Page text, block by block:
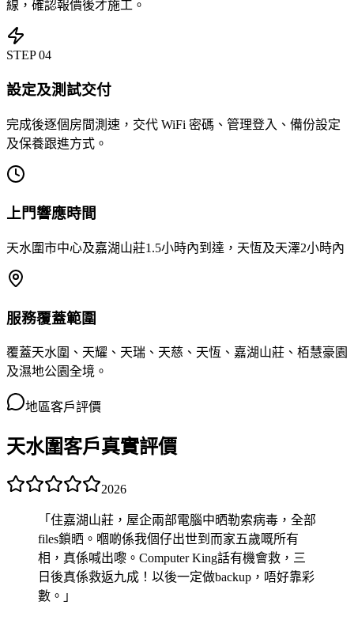
線，確認報價後才施工。
STEP04
設定及測試交付
完成後逐個房間測速，交代 WiFi 密碼、管理登入、備份設定
及保養跟進方式。
上門響應時間
天水圍市中心及嘉湖山莊1.5小時內到達，天恆及天澤2小時內
服務覆蓋範圍
覆蓋天水圍、天耀、天瑞、天慈、天恆、嘉湖山莊、栢慧豪園
及濕地公園全境。
地區客戶評價
天水圍客戶真實評價
2026
「 住嘉湖山莊，屋企兩部電腦中晒勒索病毒，全部
files鎖晒。嗰啲係我個仔出世到而家五歲嘅所有
相，真係喊出嚟。Computer King話有機會救，三
日後真係救返九成！以後一定做backup，唔好靠彩
數。 」